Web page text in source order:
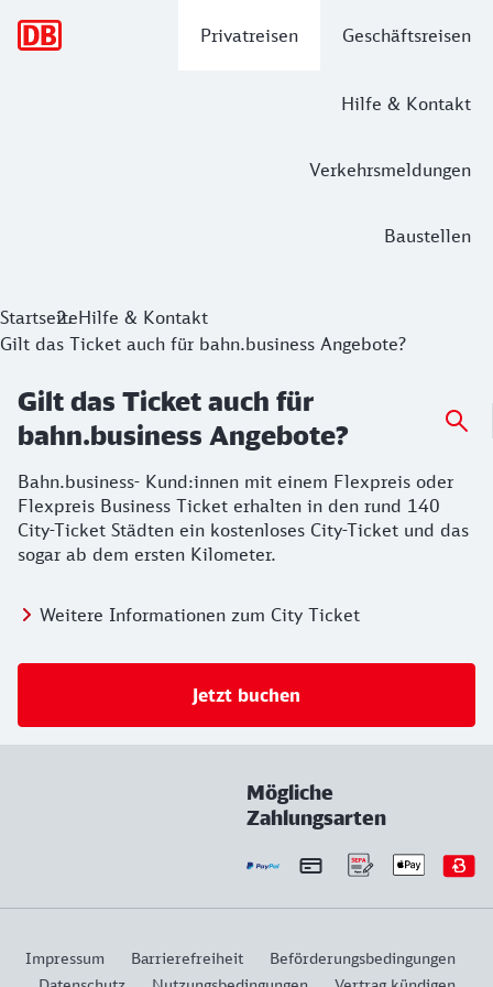
Privatreisen Geschäftsreisen
Hilfe & Kontakt
Verkehrsmeldungen
Baustellen
StartseiteHilfe & Kontakt
Gilt das Ticket auch für bahn.business Angebote?
Gilt das Ticket auch für
bahn.business Angebote?
Bahn.business- Kund:innen mit einem Flexpreis oder
Flexpreis Business Ticket erhalten in den rund 140
City-Ticket Städten ein kostenloses City-Ticket und das
sogar ab dem ersten Kilometer.
Weitere Informationen zum City Ticket
Jetzt buchen
Mögliche
Zahlungsarten
Impressum Barrierefreiheit
Beförderungsbedingungen